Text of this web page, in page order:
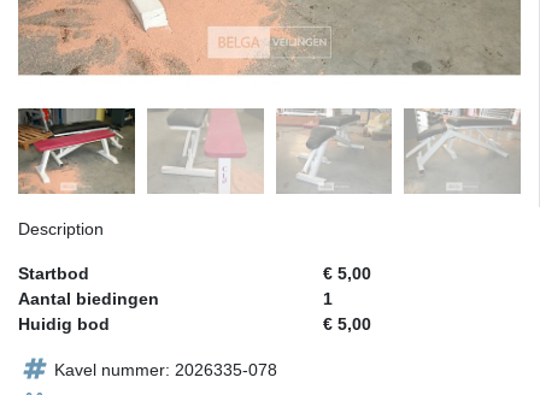
Description
Startbod
€ 5,00
Aantal biedingen
1
Huidig bod
€ 5,00
Kavel nummer: 2026335-078